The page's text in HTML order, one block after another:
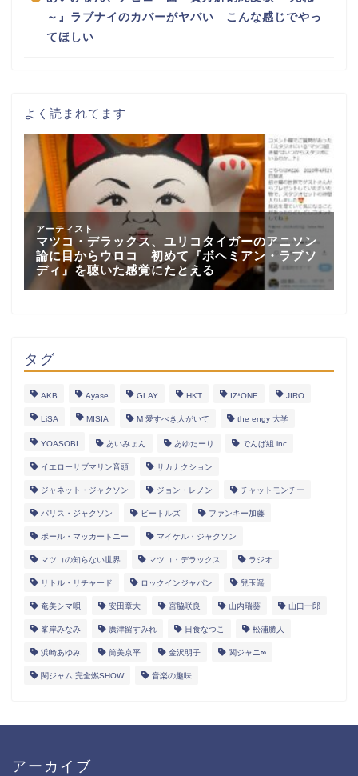
～』ラブナイのカバーがヤバい こんな感じでやっ
てほしい
よく読まれてます
タグ
AKB Ayase GLAY HKT IZ*ONE JIRO
LiSA MISIA M 愛すべき人がいて the engy 大学
YOASOBI あいみょん あゆたーり でんぱ組.inc
イエローサブマリン音頭 サカナクション
ジャネット・ジャクソン ジョン・レノン チャットモンチー
パリス・ジャクソン ビートルズ ファンキー加藤
ポール・マッカートニー マイケル・ジャクソン
マツコの知らない世界 マツコ・デラックス ラジオ
リトル・リチャード ロックインジャパン 兒玉遥
奄美シマ唄 安田章大 宮脇咲良 山内瑞葵 山口一郎
峯岸みなみ 廣津留すみれ 日食なつこ 松浦勝人
浜崎あゆみ 筒美京平 金沢明子 関ジャニ∞
関ジャム 完全燃SHOW 音楽の趣味
アーカイブ